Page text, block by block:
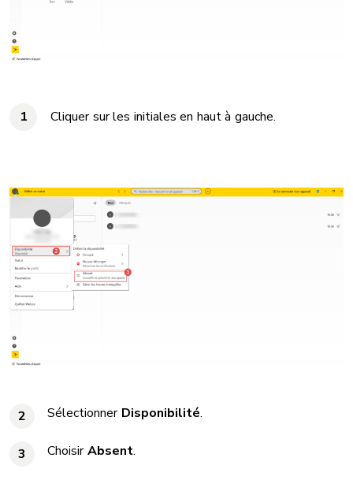
Cliquer sur les initiales en haut à gauche.
2 Sélectionner Disponibilité.
3 ChoisirAbsent.